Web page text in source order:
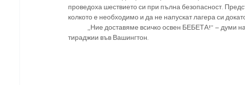
проведоха шествието си при пълна безопасност.
колкото е необходимо и да не напускат лагера си
тираджии във Вашингтон.